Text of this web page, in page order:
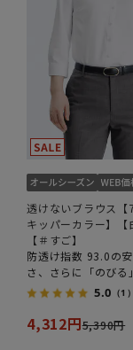
透けないブラウス【
キッパーカラー】【
【＃すご】
防透け指数 93.0の
さ、さらに「のびる」
5.0 （1）
4,312円5,390円